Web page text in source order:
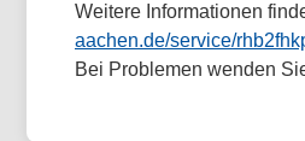
Weitere Informationen
aachen.de/service/
Bei Problemen wenden